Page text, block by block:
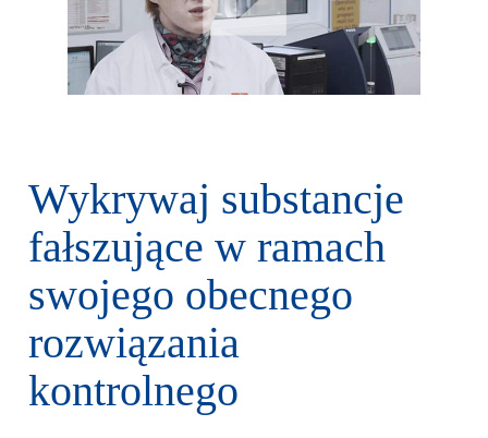
Wykrywaj substancje
fałszujące w ramach
swojego obecnego
rozwiązania
kontrolnego